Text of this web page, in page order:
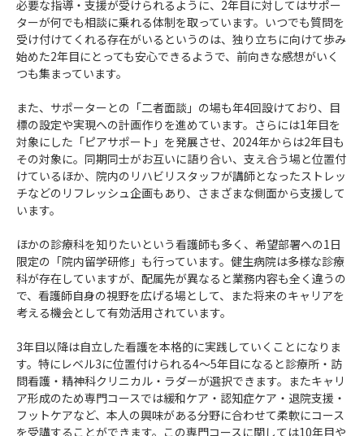
必要な指導・支援が受けられるように、2年目に対してはサポー
ターが何でも相談に乗れる体制を取っています。いつでも質問を
受け付けてくれる存在がいるというのは、独り立ちに向けて歩み
始めた2年目にとっても安心できるようで、前向きな感想がいく
つも集まっています。
また、サポーターとの「二者面談」の場も年4回設けており、目
標の設定や実現への計画作りを進めています。さらには1年目を
対象にした「ピアサポート」を発展させ、2024年からは2年目も
その対象に。同期同士がお互いに語り合い、支え合う場と位置付
けているほか、院内のリハビリスタッフが講師となったストレッ
チなどのリフレッシュ企画もあり、さまざまな側面から支援して
います。
ほかの診療科を知りたいという看護師も多く、希望部署への1日
限定の「院内留学研修」も行っています。健生病院は多様な診療
科が存在していますが、配属先が異なると業務内容も全く違うの
で、看護師自身の視野を広げる場として、また将来のキャリアを
考える機会として有効活用されています。
3年目以降は自立した看護を本格的に実践していくことになりま
す。特にレベル3に位置付けられる4～5年目になると診療所・訪
問看護・精神科クリニカル・ラダーが選択できます。またキャリ
ア形成のため専門コースでは緩和ケア・認知症ケア・退院支援・
フットケアなど、本人の興味がある分野に合わせて柔軟にコース
を受講することができます。この専門コースに関しては10年目や